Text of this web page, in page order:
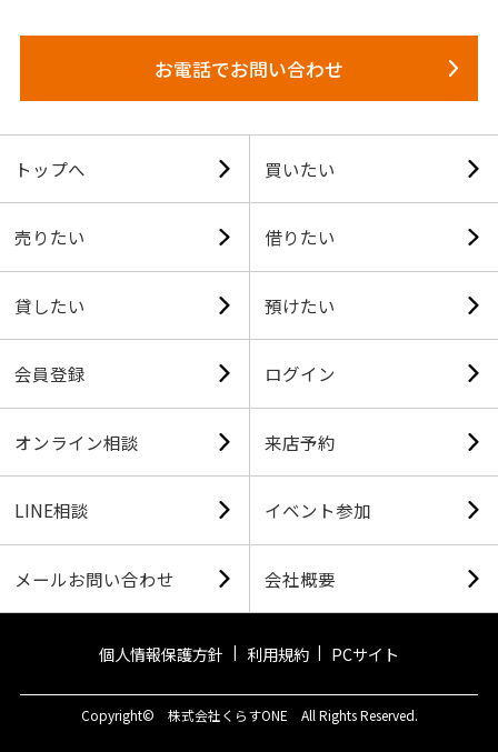
お電話でお問い合わせ
トップへ 買いたい
売りたい 借りたい
貸したい 預けたい
会員登録 ログイン
オンライン相談 来店予約
LINE相談 イベント参加
メールお問い合わせ 会社概要
個人情報保護方針 利用規約 PCサイト
Copyright© 株式会社くらすONE All Rights Reserved.